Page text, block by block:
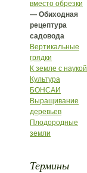
вместо обрезки
— Обиходная
рецептура
садовода
Вертикальные
грядки
К земле с наукой
Культура
БОНСАИ
Выращивание
деревьев
Плодородные
земли
Термины